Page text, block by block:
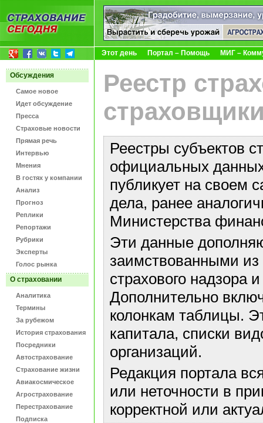
Этот день Портал – Помощь МИГ –
Обсуждения
Самое новое
Идет обсуждение
Пресса
Страховые новости
Прямая речь
Интервью
Мнения
В гостях у компании
Анализ
Прогноз
Реплики
Репортажи
Рубрики
Эксперты
Голос рынка
О страховании
Аналитика
Термины
За рубежом
История страхования
Посредники
Автострахование
Страхование жизни
Авиакосмическое
Агрострахование
Перестрахование
Подписка
Реестр
Реестры субъектов
официальных данных
публикует на своем
дела, ранее
Министерства
Эти данные
заимствованными
страхового надзора
Дополнительно
колонкам таблицы.
капитала, списки
организаций.
Редакция портала
или неточности в
корректной или